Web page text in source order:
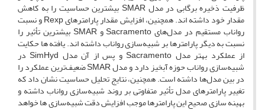
ظرفیت ذخیره برگابی در مدل SMAR بیش‏ترین حساسیت را به کاهش
مقدار خود داشته‏ اند. هم‏چنین، افزایش مقدار پارامترهای Rexp و نسبت
رواناب مستقیم در مدل‌های Sacramento و SMAR بیش‏ترین تأثیر را
نسبت به دیگر پارامترها بر شبیه‌سازی رواناب داشته‏ اند. یافته‏ ها حکایت
از عملکرد بهتر مدل Sacramento و پس از آن مدل SimHyd در
شبیه‌سازی رواناب حوزه آبخیز دارد و مدل SMAR ضعیف‌ترین عملکرد را
در بین مدل‌ها داشته است. هم‏چنین، نتایج تحلیل حساسیت نشان داد که
تغییر پارامترهای مدل تأثیر متفاوتی بر روند شبیه‌سازی رواناب داشته و
بهینه‏ سازی صحیح این پارامترها موجب افزایش دقت شبیه‌سازی‏ ها خواهد